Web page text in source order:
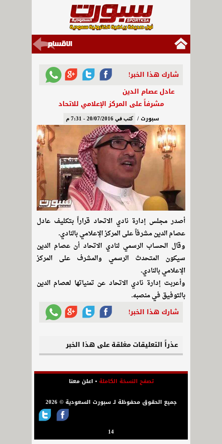
شارك هذا الخبر!
عادل عصام الدين
مشرفاً على المركز الإعلامي للاتحاد
سبورت / كتب في 20/07/2016 - 7:31 م
أصدر مجلس إدارة نادي الاتحاد قراراً بتكليف عادل
عصام الدين مشرفاً على المركز الإعلامي بالنادي.
وقال الحساب الرسمي لنادي الاتحاد أن عصام الدين
سيكون المتحدث الرسمي والمشرف على المركز
الإعلامي بالنادي.
وأعربت إدارة نادي الاتحاد عن تمنياتها لعصام الدين
بالتوفيق في منصبه.
شارك هذا الخبر!
عذراً التعليقات مغلقة على هذا الخبر
تصفح النسخة الكاملة• اعلن معنا
جميع الحقوق محفوظة لـ سبورت السعودية © 2026
14